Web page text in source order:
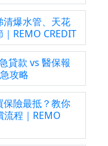
清爆水管、天花
REMO CREDIT
貸款 vs 醫保報
攻略
保險最抵？教你
流程｜REMO